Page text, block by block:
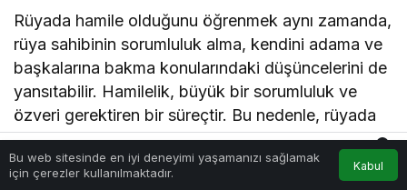
Rüyada hamile olduğunu öğrenmek aynı zamanda,
rüya sahibinin sorumluluk alma, kendini adama ve
başkalarına bakma konularındaki düşüncelerini de
yansıtabilir. Hamilelik, büyük bir sorumluluk ve
özveri gerektiren bir süreçtir. Bu nedenle, rüyada
hamile olduğunu öğrenmek, rüya sahibinin
hayatında yeni sorumluluklar almaya hazır olup
olmadığını veya mevcut sorumluluklarının ağırlığı
Bu web sitesinde en iyi deneyimi yaşamanızı sağlamak
için çerezler kullanılmaktadır.
Kabul
Anasayfa Akış Bildirimler